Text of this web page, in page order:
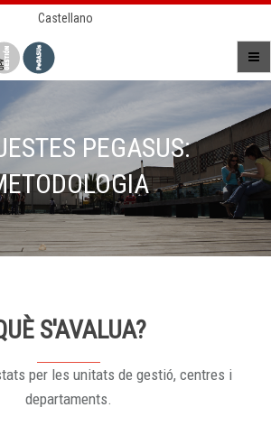
Castellano
PEGASUS:
S'AVALUA?
per les unitats de gestió, centres i
departaments.